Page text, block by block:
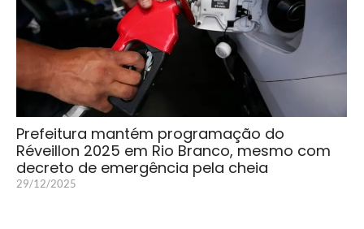
Prefeitura mantém programação do
Réveillon 2025 em Rio Branco, mesmo com
decreto de emergência pela cheia
29/12/2025